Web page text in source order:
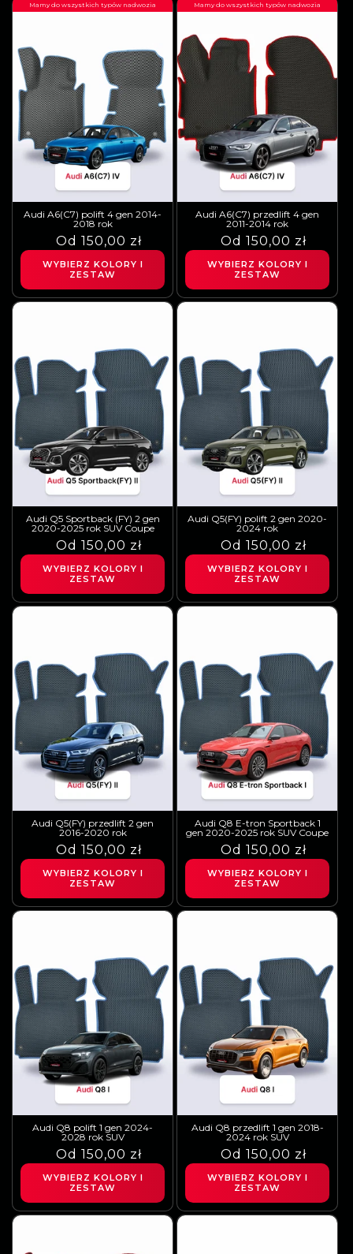
Mamy do wszystkich typów nadwozia
Audi A6(C7) polift 4 gen 2014-
2018 rok
Cena
regularna
Cena
sprzedaży
Od 150,00 zł
WYBIERZ KOLORY I
ZESTAW
Mamy do wszystkich typów nadwozia
Audi A6(C7) przedlift 4 gen
2011-2014 rok
Cena
regularna
Cena
sprzedaży
Od 150,00 zł
WYBIERZ KOLORY I
ZESTAW
Audi Q5 Sportback (FY) 2 gen
2020-2025 rok SUV Coupe
Cena
regularna
Cena
sprzedaży
Od 150,00 zł
WYBIERZ KOLORY I
ZESTAW
Audi Q5(FY) polift 2 gen 2020-
2024 rok
Cena
regularna
Cena
sprzedaży
Od 150,00 zł
WYBIERZ KOLORY I
ZESTAW
Audi Q5(FY) przedlift 2 gen
2016-2020 rok
Cena
regularna
Cena
sprzedaży
Od 150,00 zł
WYBIERZ KOLORY I
ZESTAW
Audi Q8 E-tron Sportback 1
gen 2020-2025 rok SUV Coupe
Cena
regularna
Cena
sprzedaży
Od 150,00 zł
WYBIERZ KOLORY I
ZESTAW
Audi Q8 polift 1 gen 2024-
2028 rok SUV
Cena
regularna
Cena
sprzedaży
Od 150,00 zł
WYBIERZ KOLORY I
ZESTAW
Audi Q8 przedlift 1 gen 2018-
2024 rok SUV
Cena
regularna
Cena
sprzedaży
Od 150,00 zł
WYBIERZ KOLORY I
ZESTAW